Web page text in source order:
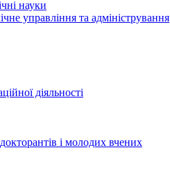
науки
управління та адміністрування
діяльності
і молодих вчених